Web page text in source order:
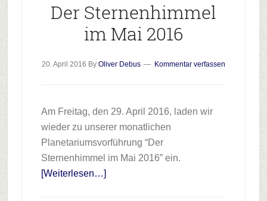
Der Sternenhimmel
im Mai 2016
20. April 2016 By Oliver Debus Kommentar verfassen
Am Freitag, den 29. April 2016, laden wir
wieder zu unserer monatlichen
Planetariumsvorführung “Der
Sternenhimmel im Mai 2016” ein.
[Weiterlesen…]Infos